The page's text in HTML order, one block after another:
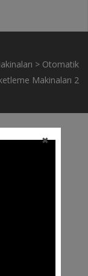
> Otomatik
Makinaları 2
✖